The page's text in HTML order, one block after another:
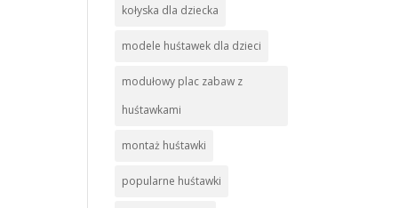
kołyska dla dziecka
modele huśtawek dla dzieci
modułowy plac zabaw z
huśtawkami
montaż huśtawki
popularne huśtawki